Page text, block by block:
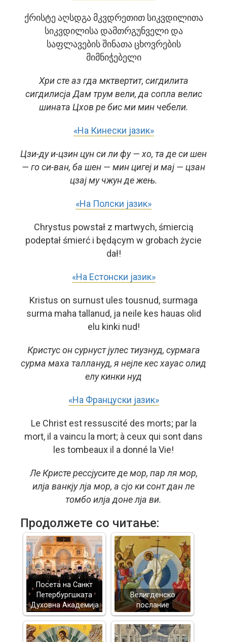
ქრისტე აღსდგა მკვდრეთით სიკვდილითა
სიკვდილისა დამთრგუნველი და
საფლავების შინათა ცხოვრების
მიმნიჭებელი
Хри сте аз гда мктвертит, сигдилита
сигдилисја Дам трум вели, да сопла велис
шината Цхов ре бис ми мин чебели.
«На Кинески јазик»
Цзи-ду и-цзин цун си ли фу — хо, та де си шен
— го си-ван, ба шен — мин цигеј и мај — цзан
цзај му чжун де жењ.
«На Полски јазик»
Chrystus powstał z martwych, śmiercią
podeptał śmierć i będącym w grobach życie
dał!
«На Естонски јазик»
Kristus on surnust ules tousnud, surmaga
surma maha tallanud, ja neile kes hauas olid
elu kinki nud!
Кристус он сурнуст јулес тиузнуд, сурмага
сурма маха таллануд, я нејле кес хауас олид
елу кинки нуд
«На Француски јазик»
Le Christ est ressuscité des morts; par la
mort, il a vaincu la mort; à ceux qui sont dans
les tombeaux il a donné la Vie!
Ле Кристе рессјусите де мор, пар ля мор,
илја ванкју лја мор, а сјо ки сонт дан ле
томбо илја доне лја ви.
Продолжете со читање:
Посета на Санкт
Петербургшката
Духовна Академија
Велигденско
послание